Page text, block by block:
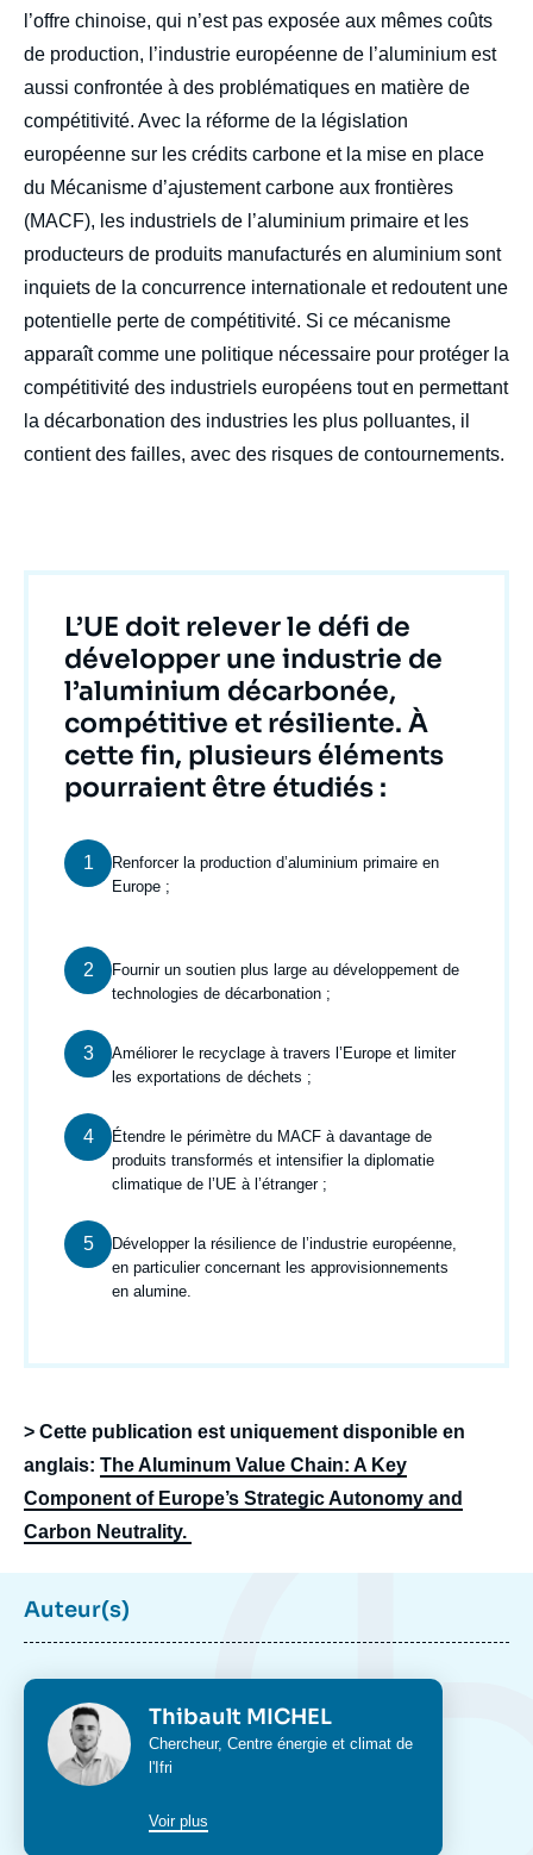
l’offre chinoise, qui n’est pas exposée aux mêmes coûts
de production, l’industrie européenne de l’aluminium est
aussi confrontée à des problématiques en matière de
compétitivité. Avec la réforme de la législation
européenne sur les crédits carbone et la mise en place
du Mécanisme d’ajustement carbone aux frontières
(MACF), les industriels de l’aluminium primaire et les
producteurs de produits manufacturés en aluminium sont
inquiets de la concurrence internationale et redoutent une
potentielle perte de compétitivité. Si ce mécanisme
apparaît comme une politique nécessaire pour protéger la
compétitivité des industriels européens tout en permettant
la décarbonation des industries les plus polluantes, il
contient des failles, avec des risques de contournements.
Titre
L’UE doit relever le défi de
développer une industrie de
l’aluminium décarbonée,
compétitive et résiliente. À
cette fin, plusieurs éléments
pourraient être étudiés :
1
Texte
courant
Renforcer la production d’aluminium primaire en
Europe ;
2
Texte
courant
Fournir un soutien plus large au développement de
technologies de décarbonation ;
3
Texte
courant
Améliorer le recyclage à travers l’Europe et limiter
les exportations de déchets ;
4
Texte
courant
Étendre le périmètre du MACF à davantage de
produits transformés et intensifier la diplomatie
climatique de l’UE à l’étranger ;
5
Texte
courant
Développer la résilience de l’industrie européenne,
en particulier concernant les approvisionnements
en alumine.
body
> Cette publication est uniquement disponible en
anglais: The Aluminum Value Chain: A Key
Component of Europe’s Strategic Autonomy and
Carbon Neutrality.
Auteur(s)
Photo Thibault MICHEL
Intitulé
du
Chercheur, Centre énergie et climat de
l'Ifri
Voir plus
Image
couverture
de
la
publication
l'aluminium : un élément clé de l'autonomie
l'Europe », Notes, Ifri, 29 juillet 2024.
Copier